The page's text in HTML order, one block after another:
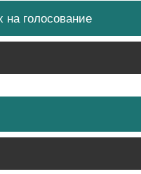
на голосование